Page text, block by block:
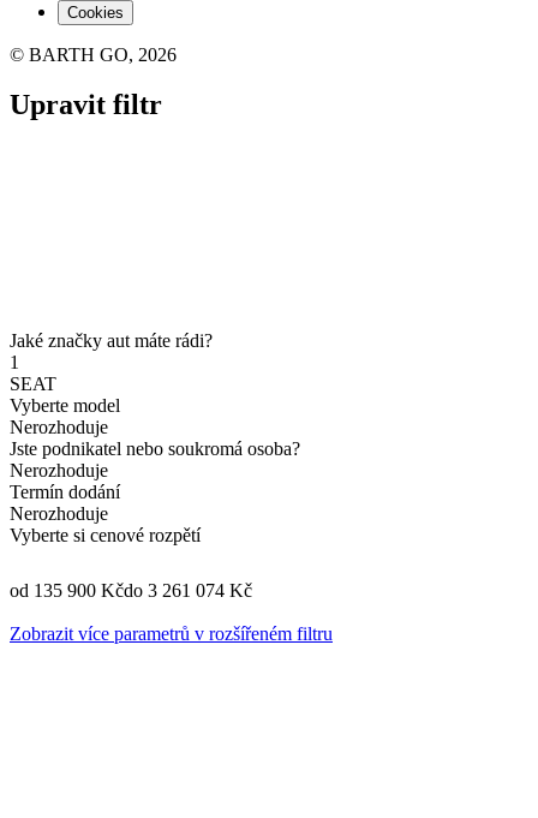
Cookies
© BARTH GO, 2026
Upravit filtr
Jaké značky aut máte rádi?
1
SEAT
Vyberte model
Nerozhoduje
Jste podnikatel nebo soukromá osoba?
Nerozhoduje
Termín dodání
Nerozhoduje
Vyberte si cenové rozpětí
od 135 900 Kčdo 3 261 074 Kč
Zobrazit více parametrů v rozšířeném filtru